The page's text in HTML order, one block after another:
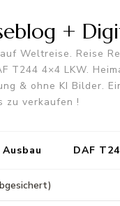
+
Weltreise. Reise
T244 4×4 LKW.
& ohne KI Bilder.
zu verkaufen !
Ausbau DAF